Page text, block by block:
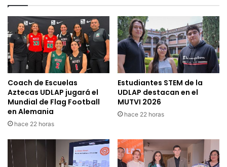
Coach de Escuelas
Aztecas UDLAP jugará el
Mundial de Flag Football
en Alemania
hace 22 horas
Estudiantes STEM de la
UDLAP destacan en el
MUTVI 2026
hace 22 horas